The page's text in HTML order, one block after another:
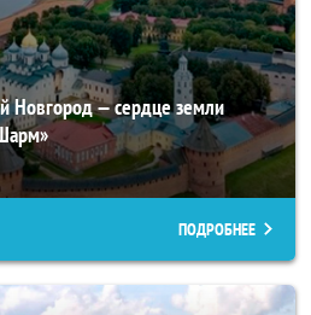
Новгород — сердце земли
ПОДРОБНЕЕ